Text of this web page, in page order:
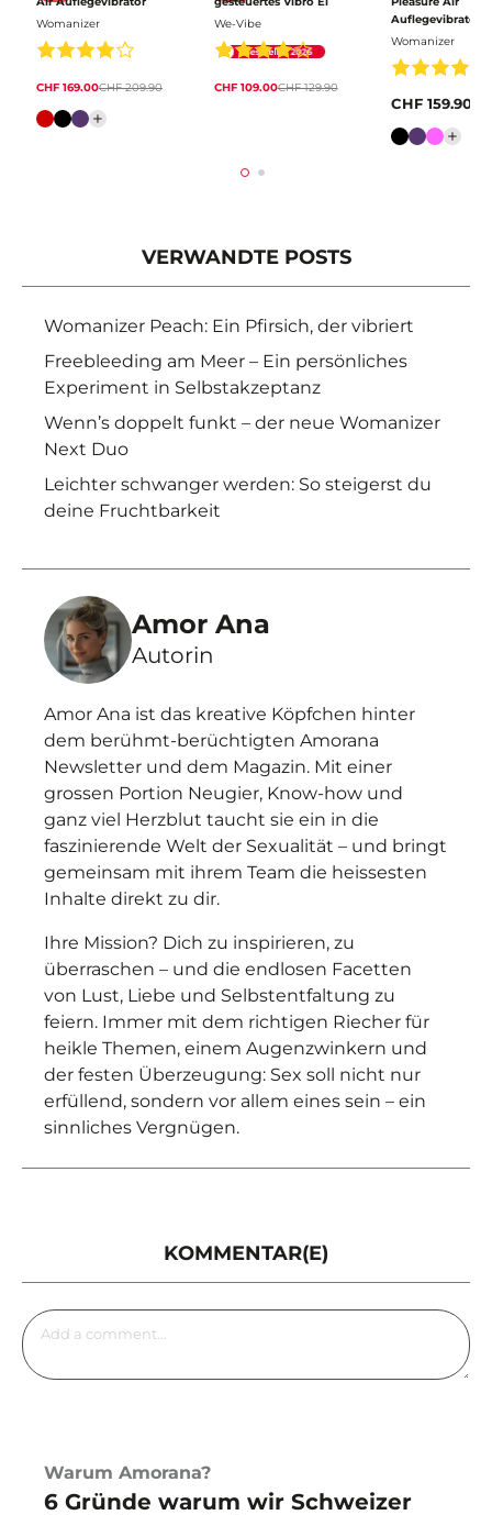
Womanizer
CHF 169.00CHF 209.90
Farbe
We-Vibe
CHF 109.00CHF 129.90
Auflegevibrator
Womanizer
CHF 159.90
Farbe
VERWANDTE POSTS
Womanizer Peach: Ein Pfirsich, der vibriert
Freebleeding am Meer – Ein persönliches
Experiment in Selbstakzeptanz
Wenn’s doppelt funkt – der neue Womanizer
Next Duo
Leichter schwanger werden: So steigerst du
deine Fruchtbarkeit
Amor Ana
Autorin
Amor Ana ist das kreative Köpfchen hinter
dem berühmt-berüchtigten Amorana
Newsletter und dem Magazin. Mit einer
grossen Portion Neugier, Know-how und
ganz viel Herzblut taucht sie ein in die
faszinierende Welt der Sexualität – und bringt
gemeinsam mit ihrem Team die heissesten
Inhalte direkt zu dir.
Ihre Mission? Dich zu inspirieren, zu
überraschen – und die endlosen Facetten
von Lust, Liebe und Selbstentfaltung zu
feiern. Immer mit dem richtigen Riecher für
heikle Themen, einem Augenzwinkern und
der festen Überzeugung: Sex soll nicht nur
erfüllend, sondern vor allem eines sein – ein
sinnliches Vergnügen.
KOMMENTAR(E)
Warum Amorana?
6 Gründe warum wir Schweizer